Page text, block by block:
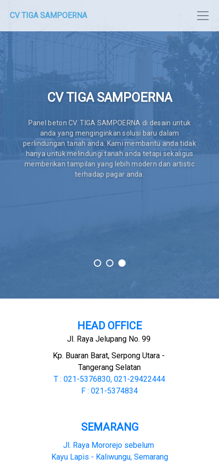
CV TIGA SAMPOERNA
CV TIGA SAMPOERNA
Panel beton CV. TIGA SAMPOERNA di desain untuk
anda yang menginginkan solusi baru dalam
perlindungan tanah anda. Kami membantu anda tidak
hanya untuk melindungi tanah anda tetapi sekaligus
memberikan tampilan yang lebih modern dan artistic
terhadap pagar anda.
HEAD OFFICE
Jl. Raya Jelupang No. 99
Kp. Buaran Barat, Serpong Utara -
Tangerang Selatan
T : 021-5376830, 021-29422444
F : 021-5374834
SEMARANG
Jl. Raya Mororejo sebelum
Kayu Lapis - Kaliwungu, Semarang